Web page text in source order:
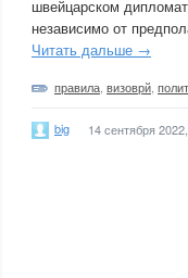
швейцарском
независимо от
Читать дальше →
правила визоврй
big 14 сентября